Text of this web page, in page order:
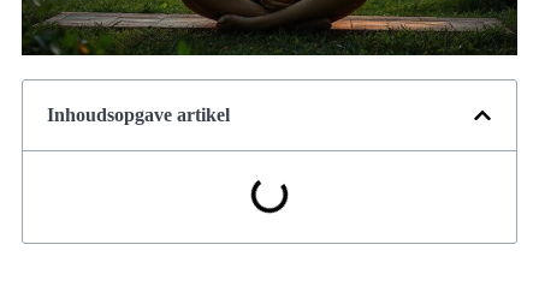
Inhoudsopgave artikel